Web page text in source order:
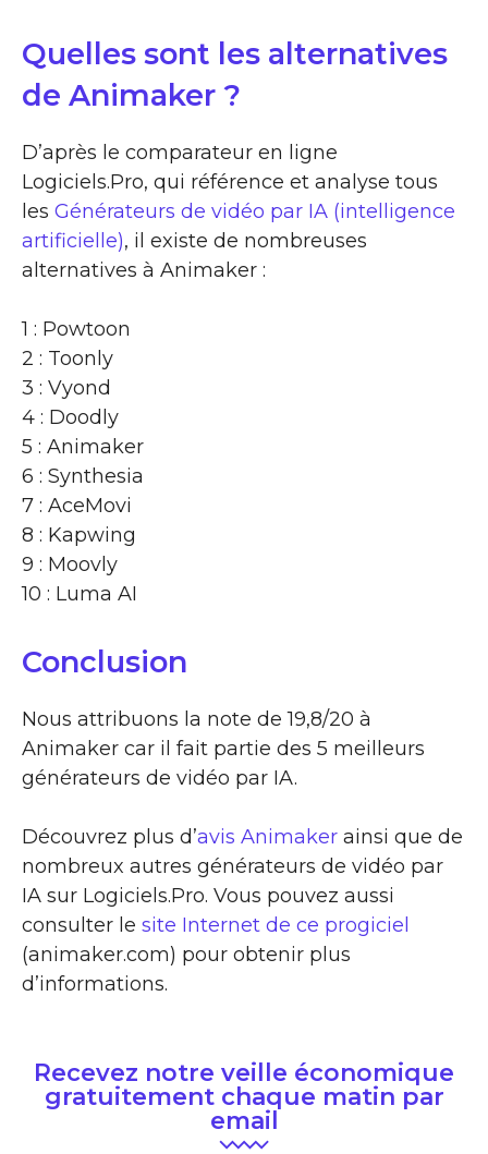
Quelles sont les alternatives
de Animaker ?
D’après le comparateur en ligne
Logiciels.Pro, qui référence et analyse tous
les Générateurs de vidéo par IA (intelligence
artificielle), il existe de nombreuses
alternatives à Animaker :
1 : Powtoon
2 : Toonly
3 : Vyond
4 : Doodly
5 : Animaker
6 : Synthesia
7 : AceMovi
8 : Kapwing
9 : Moovly
10 : Luma AI
Conclusion
Nous attribuons la note de 19,8/20 à
Animaker car il fait partie des 5 meilleurs
générateurs de vidéo par IA.
Découvrez plus d’avis Animaker ainsi que de
nombreux autres générateurs de vidéo par
IA sur Logiciels.Pro. Vous pouvez aussi
consulter le site Internet de ce progiciel
(animaker.com) pour obtenir plus
d’informations.
Recevez notre veille économique
gratuitement chaque matin par
email